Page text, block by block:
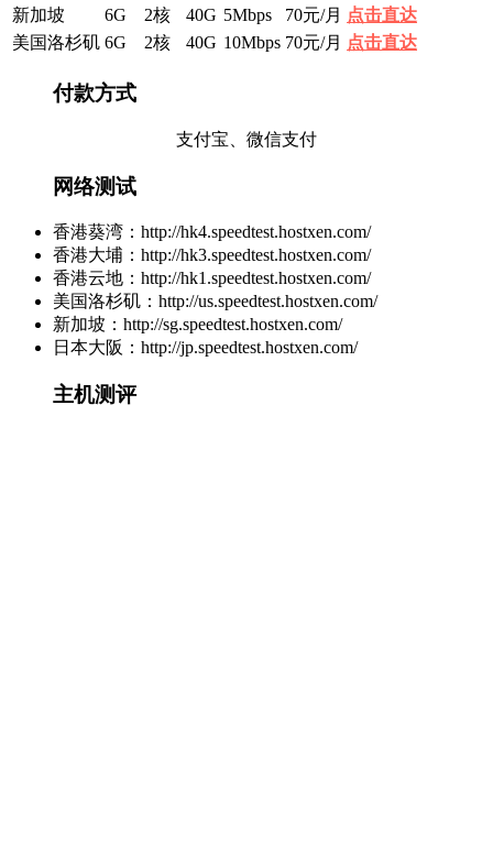
新加坡
6G 2核 40G 5Mbps 70元/月 点击直达
美国洛杉矶 6G 2核 40G 10Mbps 70元/月 点击直达
付款方式
支付宝、微信支付
网络测试
香港葵湾：http://hk4.speedtest.hostxen.com/
香港大埔：http://hk3.speedtest.hostxen.com/
香港云地：http://hk1.speedtest.hostxen.com/
美国洛杉矶：http://us.speedtest.hostxen.com/
新加坡：http://sg.speedtest.hostxen.com/
日本大阪：http://jp.speedtest.hostxen.com/
主机测评